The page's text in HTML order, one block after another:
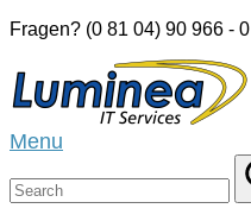
Skip
content
Fragen? (0 81 04) 90 966 - 0
Home
Menu